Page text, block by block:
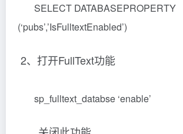
SELECT DATABASEPROPERTY
(‘pubs’,’IsFulltextEnabled’)
2、打开FullText功能
sp_fulltext_databse ‘enable’